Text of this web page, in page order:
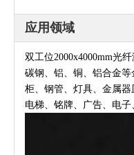
应用领域
双工位2000x4000mm光
碳钢、铝、铜、铝合金
柜、钢管、灯具、金属器
电梯、铭牌、广告、电子